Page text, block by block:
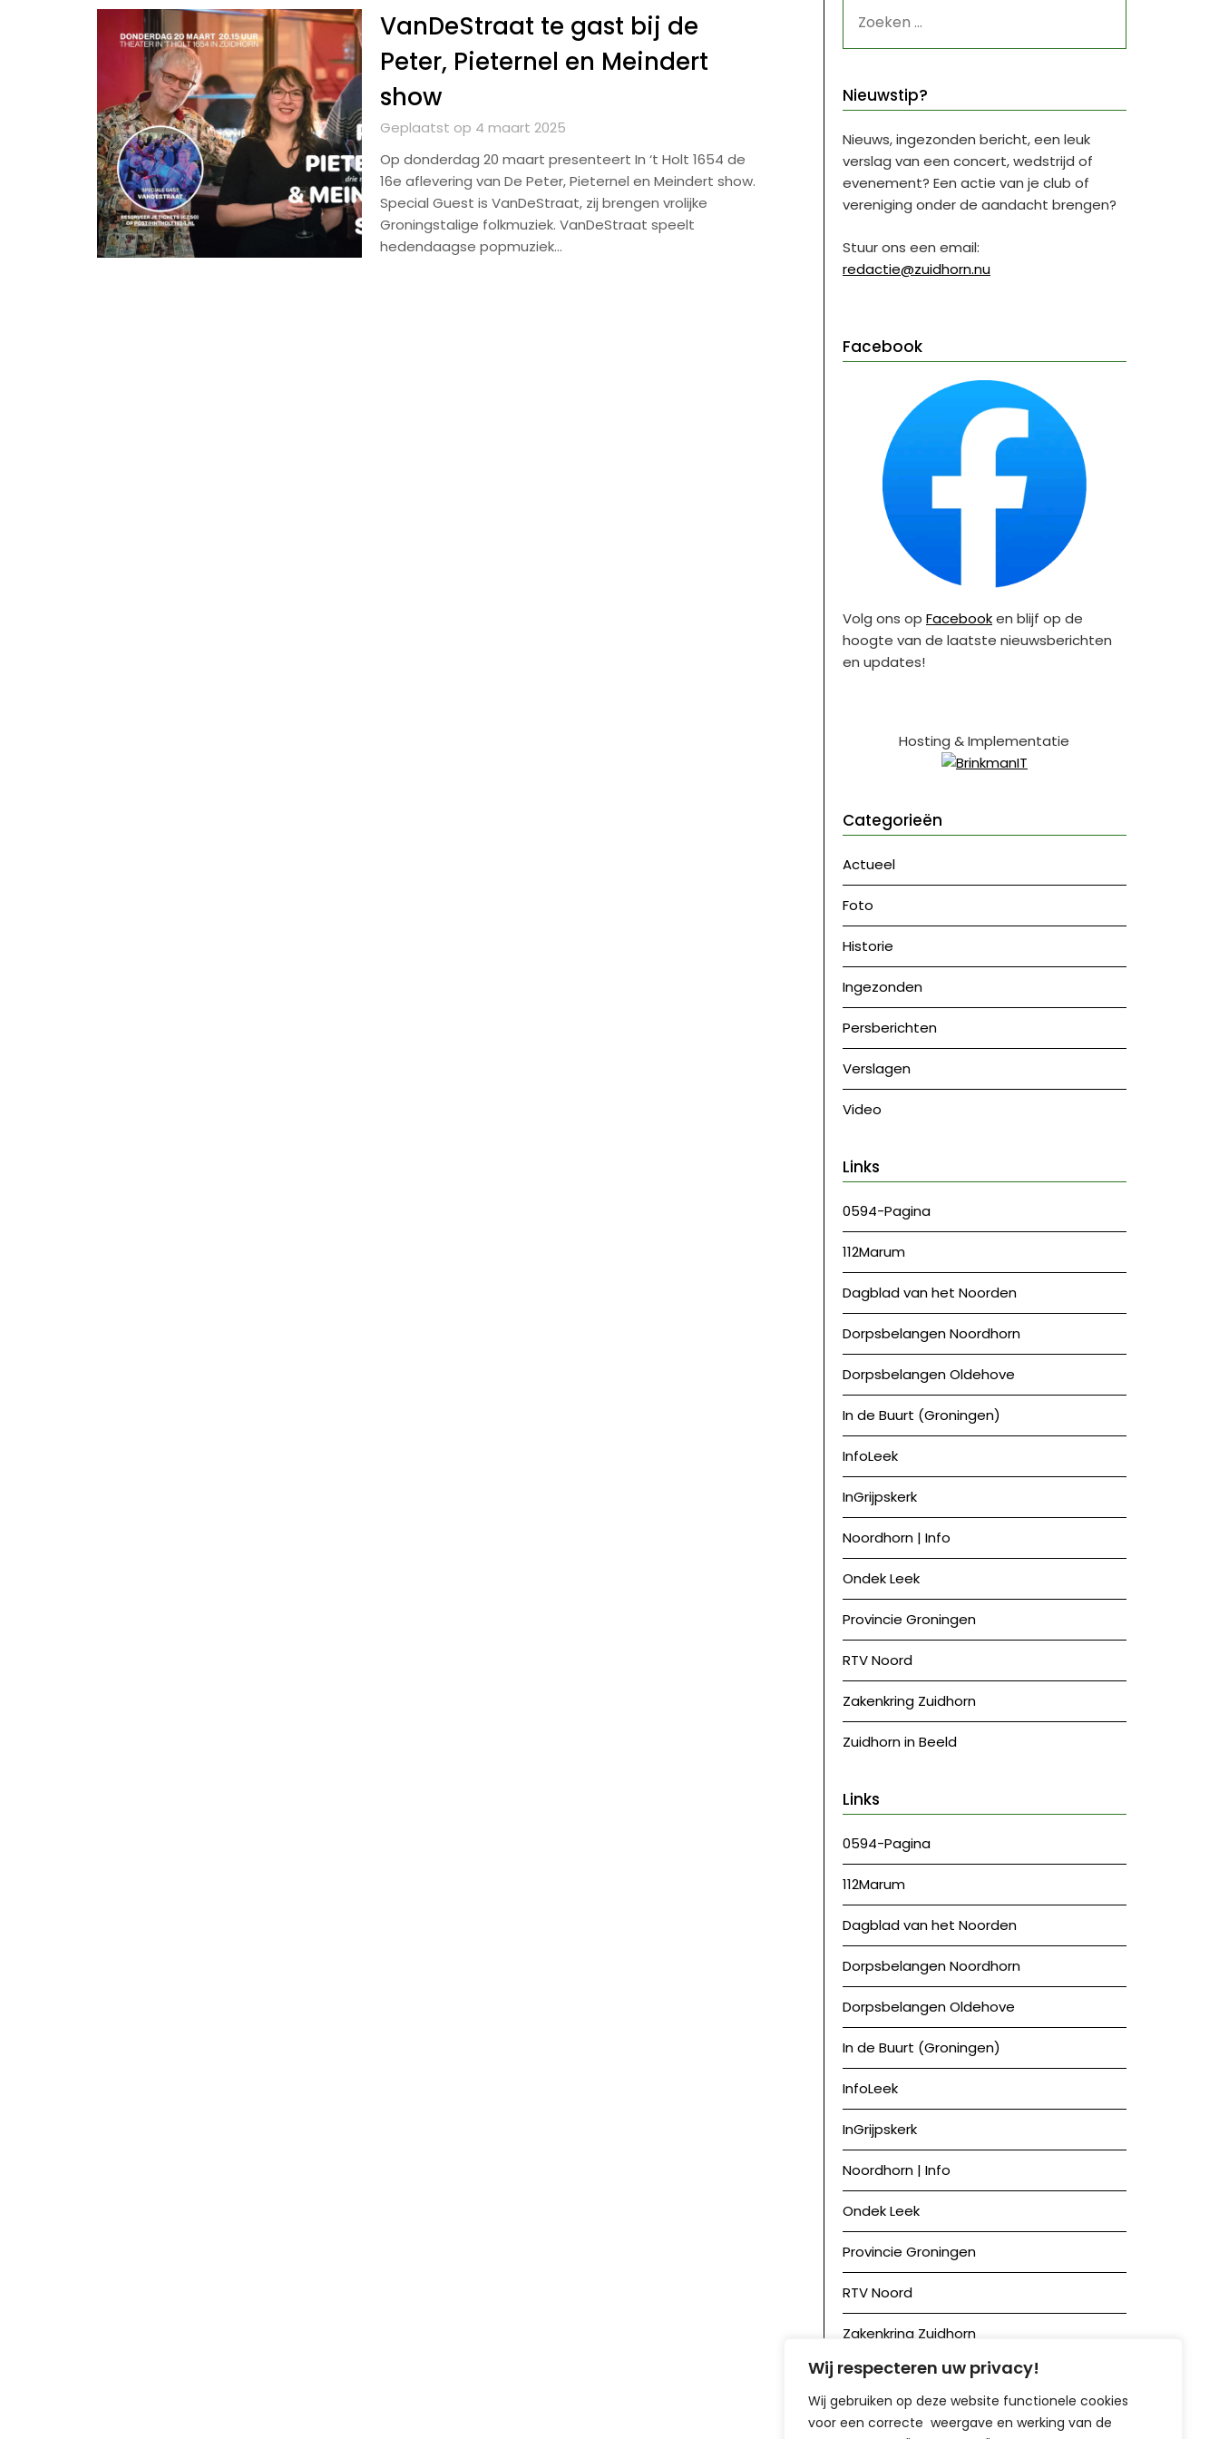
Wij respecteren uw privacy!
Wij gebruiken op deze website functionele cookies
voor een correcte weergave en werking van de
VanDeStraat te gast bij de
Peter, Pieternel en Meindert
show
Geplaatst op 4 maart 2025
Op donderdag 20 maart presenteert In ‘t Holt 1654 de
16e aflevering van De Peter, Pieternel en Meindert show.
Special Guest is VanDeStraat, zij brengen vrolijke
Groningstalige folkmuziek. VanDeStraat speelt
hedendaagse popmuziek…
NAAR:
Nieuwstip?
Nieuws, ingezonden bericht, een leuk
verslag van een concert, wedstrijd of
evenement? Een actie van je club of
vereniging onder de aandacht brengen?
Stuur ons een email:
redactie@zuidhorn.nu
Facebook
Volg ons op Facebooken blijf op de
hoogte van de laatste nieuwsberichten
en updates!
Hosting & Implementatie
Categorieën
Actueel
Foto
Historie
Ingezonden
Persberichten
Verslagen
Video
Links
0594-Pagina
112Marum
Dagblad van het Noorden
Dorpsbelangen Noordhorn
Dorpsbelangen Oldehove
In de Buurt (Groningen)
InfoLeek
InGrijpskerk
Noordhorn | Info
Ondek Leek
Provincie Groningen
RTV Noord
Zakenkring Zuidhorn
Zuidhorn in Beeld
Links
0594-Pagina
112Marum
Dagblad van het Noorden
Dorpsbelangen Noordhorn
Dorpsbelangen Oldehove
In de Buurt (Groningen)
InfoLeek
InGrijpskerk
Noordhorn | Info
Ondek Leek
Provincie Groningen
RTV Noord
Zakenkring Zuidhorn
Zuidhorn in Beeld
Achief